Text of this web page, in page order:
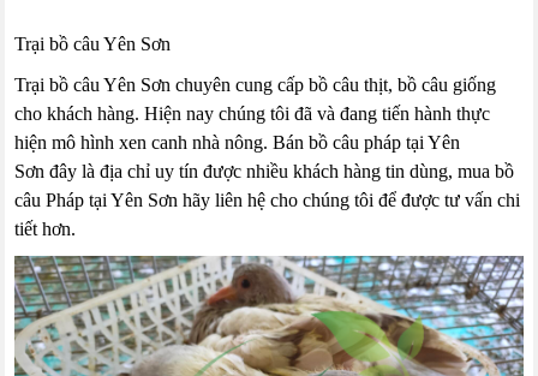
Trại bồ câu Yên Sơn
Trại bồ câu Yên Sơn chuyên cung cấp bồ câu thịt, bồ câu giống
cho khách hàng. Hiện nay chúng tôi đã và đang tiến hành thực
hiện mô hình xen canh nhà nông. Bán bồ câu pháp tại Yên
Sơn đây là địa chỉ uy tín được nhiều khách hàng tin dùng, mua bồ
câu Pháp tại Yên Sơn hãy liên hệ cho chúng tôi để được tư vấn chi
tiết hơn.